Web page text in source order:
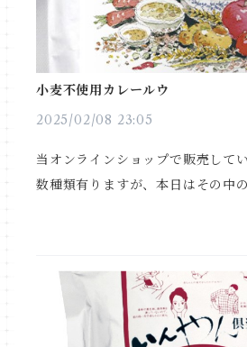
小麦不使用カレールウ
2025/02/08 23:05
当オンラインショップで販売して
数種類有りますが、本日はその中
ます。 ★オーサワ スパイス香る